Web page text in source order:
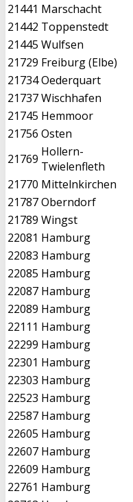
21441 Marschacht
21442 Toppenstedt
21445 Wulfsen
21729 Freiburg (Elbe)
21734Oederquart
21737Wischhafen
21745 Hemmoor
21756 Osten
21769 Hollern-
Twielenfleth
21770 Mittelnkirchen
21787Oberndorf
21789 Wingst
22081 Hamburg
22083 Hamburg
22085 Hamburg
22087 Hamburg
22089 Hamburg
22111 Hamburg
22299 Hamburg
22301 Hamburg
22303 Hamburg
22523 Hamburg
22587 Hamburg
22605 Hamburg
22607 Hamburg
22609 Hamburg
22761 Hamburg